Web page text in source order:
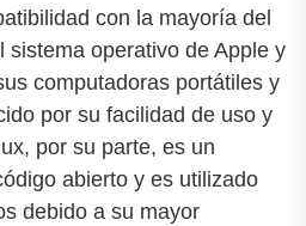
con la mayoría del
sistema operativo de Apple y
computadoras portátiles y
por su facilidad de uso y
por su parte, es un
abierto y es utilizado
debido a su mayor